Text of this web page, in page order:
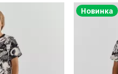
Новинка